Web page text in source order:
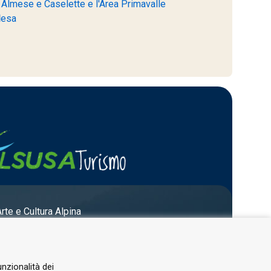
e Caselette e l'Area Primavalle
e Cultura Alpina
dei